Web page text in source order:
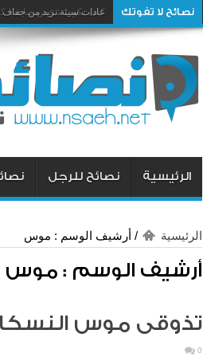
نصائح لا تفوتك عادات سيئة تزيد من جفاف
كيف تكون شخص صاحب
الرئيسية نصائح للرجل
الرئيسية / أرشيف الوسم : موس
أرشيف الوسم : موس
تذوقى موس
0